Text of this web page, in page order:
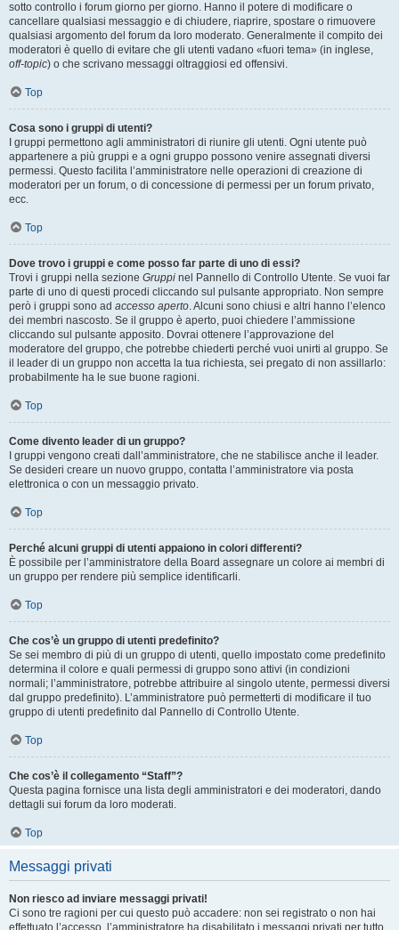
sotto controllo i forum giorno per giorno. Hanno il potere di modificare o
cancellare qualsiasi messaggio e di chiudere, riaprire, spostare o rimuovere
qualsiasi argomento del forum da loro moderato. Generalmente il compito dei
moderatori è quello di evitare che gli utenti vadano «fuori tema» (in inglese,
off-topic) o che scrivano messaggi oltraggiosi ed offensivi.
Top
Cosa sono i gruppi di utenti?
I gruppi permettono agli amministratori di riunire gli utenti. Ogni utente può
appartenere a più gruppi e a ogni gruppo possono venire assegnati diversi
permessi. Questo facilita l’amministratore nelle operazioni di creazione di
moderatori per un forum, o di concessione di permessi per un forum privato,
ecc.
Top
Dove trovo i gruppi e come posso far parte di uno di essi?
Trovi i gruppi nella sezione Gruppi nel Pannello di Controllo Utente. Se vuoi far
parte di uno di questi procedi cliccando sul pulsante appropriato. Non sempre
però i gruppi sono ad accesso aperto. Alcuni sono chiusi e altri hanno l’elenco
dei membri nascosto. Se il gruppo è aperto, puoi chiedere l’ammissione
cliccando sul pulsante apposito. Dovrai ottenere l’approvazione del
moderatore del gruppo, che potrebbe chiederti perché vuoi unirti al gruppo. Se
il leader di un gruppo non accetta la tua richiesta, sei pregato di non assillarlo:
probabilmente ha le sue buone ragioni.
Top
Come divento leader di un gruppo?
I gruppi vengono creati dall’amministratore, che ne stabilisce anche il leader.
Se desideri creare un nuovo gruppo, contatta l’amministratore via posta
elettronica o con un messaggio privato.
Top
Perché alcuni gruppi di utenti appaiono in colori differenti?
È possibile per l’amministratore della Board assegnare un colore ai membri di
un gruppo per rendere più semplice identificarli.
Top
Che cos’è un gruppo di utenti predefinito?
Se sei membro di più di un gruppo di utenti, quello impostato come predefinito
determina il colore e quali permessi di gruppo sono attivi (in condizioni
normali; l’amministratore, potrebbe attribuire al singolo utente, permessi diversi
dal gruppo predefinito). L’amministratore può permetterti di modificare il tuo
gruppo di utenti predefinito dal Pannello di Controllo Utente.
Top
Che cos’è il collegamento “Staff”?
Questa pagina fornisce una lista degli amministratori e dei moderatori, dando
dettagli sui forum da loro moderati.
Top
Messaggi privati
Non riesco ad inviare messaggi privati!
Ci sono tre ragioni per cui questo può accadere: non sei registrato o non hai
effettuato l’accesso, l’amministratore ha disabilitato i messaggi privati per tutto